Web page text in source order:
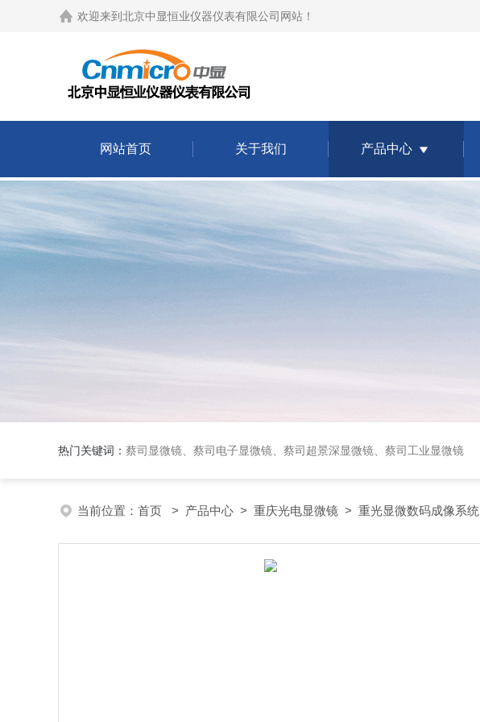
欢迎来到 北京中显恒业仪器仪表有限公司网站 ！
网站首页 关于我们 产品中心
热门关键词： 蔡司显微镜、蔡司电子显微镜、蔡司超景深显微镜、蔡司工业显微镜
当前位置： 首页 > 产品中心 > 重庆光电显微镜 > 重光显微数码成像系统